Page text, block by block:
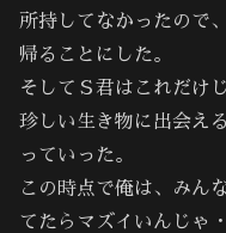
所持してなかったので
帰ることにした。
そしてＳ君はこれだけ
珍しい生き物に出会え
っていった。
この時点で俺は、みん
てたらマズイいんじゃ